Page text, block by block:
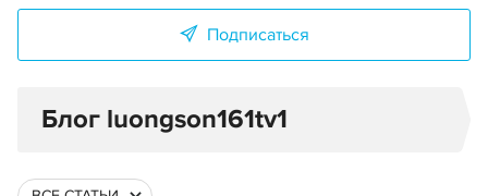
Подписаться
Блог luongson161tv1